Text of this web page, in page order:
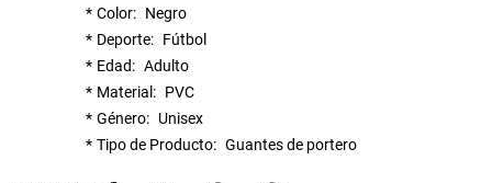
Color
Negro
Deporte
Fútbol
Edad
Adulto
Material
PVC
Género
Unisex
Tipo de Producto
Guantes de portero